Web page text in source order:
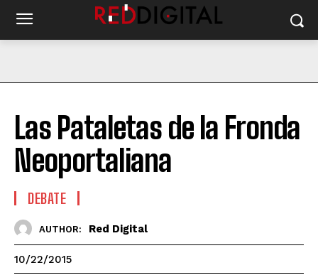
Las Pataletas de la Fronda
Neoportaliana
DEBATE
AUTHOR: Red Digital
10/22/2015